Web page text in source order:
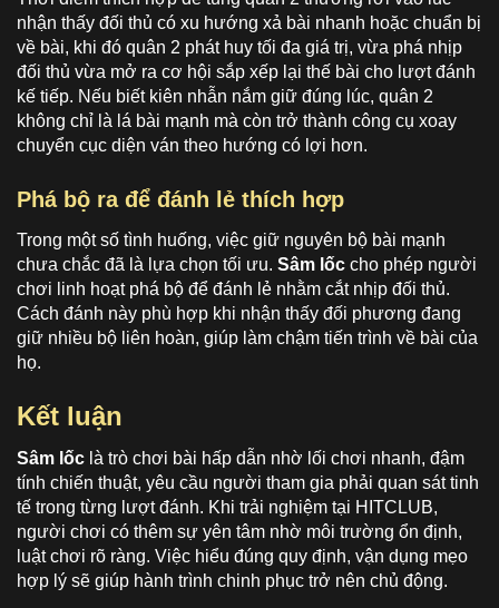
nhận thấy đối thủ có xu hướng xả bài nhanh hoặc chuẩn bị
về bài, khi đó quân 2 phát huy tối đa giá trị, vừa phá nhịp
đối thủ vừa mở ra cơ hội sắp xếp lại thế bài cho lượt đánh
kế tiếp. Nếu biết kiên nhẫn nắm giữ đúng lúc, quân 2
không chỉ là lá bài mạnh mà còn trở thành công cụ xoay
chuyển cục diện ván theo hướng có lợi hơn.
Phá bộ ra để đánh lẻ thích hợp
Trong một số tình huống, việc giữ nguyên bộ bài mạnh
chưa chắc đã là lựa chọn tối ưu. Sâm lốc cho phép người
chơi linh hoạt phá bộ để đánh lẻ nhằm cắt nhịp đối thủ.
Cách đánh này phù hợp khi nhận thấy đối phương đang
giữ nhiều bộ liên hoàn, giúp làm chậm tiến trình về bài của
họ.
Kết luận
Sâm lốc là trò chơi bài hấp dẫn nhờ lối chơi nhanh, đậm
tính chiến thuật, yêu cầu người tham gia phải quan sát tinh
tế trong từng lượt đánh. Khi trải nghiệm tại HITCLUB,
người chơi có thêm sự yên tâm nhờ môi trường ổn định,
luật chơi rõ ràng. Việc hiểu đúng quy định, vận dụng mẹo
hợp lý sẽ giúp hành trình chinh phục trở nên chủ động.